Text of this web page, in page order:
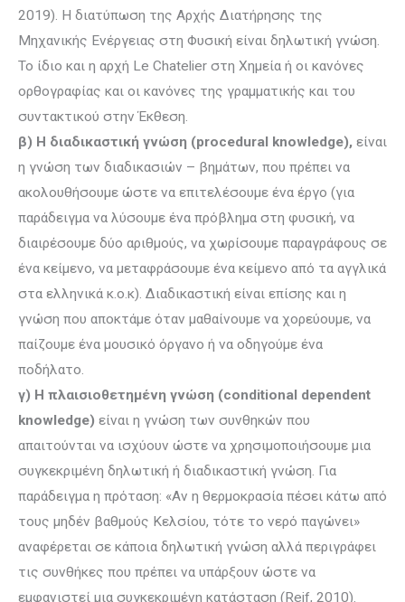
2019). Η διατύπωση της Αρχής Διατήρησης της
Μηχανικής Ενέργειας στη Φυσική είναι δηλωτική γνώση.
Το ίδιο και η αρχή Le Chatelier στη Χημεία ή οι κανόνες
ορθογραφίας και οι κανόνες της γραμματικής και του
συντακτικού στην Έκθεση.
β) Η διαδικαστική γνώση (procedural knowledge), είναι
η γνώση των διαδικασιών – βημάτων, που πρέπει να
ακολουθήσουμε ώστε να επιτελέσουμε ένα έργο (για
παράδειγμα να λύσουμε ένα πρόβλημα στη φυσική, να
διαιρέσουμε δύο αριθμούς, να χωρίσουμε παραγράφους σε
ένα κείμενο, να μεταφράσουμε ένα κείμενο από τα αγγλικά
στα ελληνικά κ.ο.κ). Διαδικαστική είναι επίσης και η
γνώση που αποκτάμε όταν μαθαίνουμε να χορεύουμε, να
παίζουμε ένα μουσικό όργανο ή να οδηγούμε ένα
ποδήλατο.
γ) Η πλαισιοθετημένη γνώση (conditional dependent
knowledge) είναι η γνώση των συνθηκών που
απαιτούνται να ισχύουν ώστε να χρησιμοποιήσουμε μια
συγκεκριμένη δηλωτική ή διαδικαστική γνώση. Για
παράδειγμα η πρόταση: «Aν η θερμοκρασία πέσει κάτω από
τους μηδέν βαθμούς Κελσίου, τότε το νερό παγώνει»
αναφέρεται σε κάποια δηλωτική γνώση αλλά περιγράφει
τις συνθήκες που πρέπει να υπάρξουν ώστε να
εμφανιστεί μια συγκεκριμένη κατάσταση (Reif, 2010).